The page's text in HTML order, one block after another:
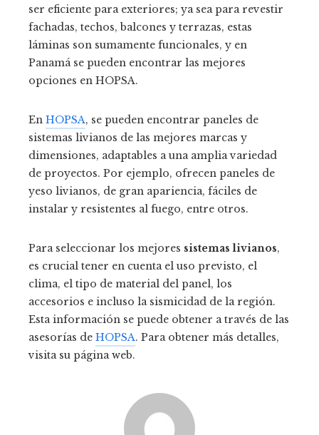
ser eficiente para exteriores; ya sea para revestir
fachadas, techos, balcones y terrazas, estas
láminas son sumamente funcionales, y en
Panamá se pueden encontrar las mejores
opciones en HOPSA.
En HOPSA, se pueden encontrar paneles de
sistemas livianos de las mejores marcas y
dimensiones, adaptables a una amplia variedad
de proyectos. Por ejemplo, ofrecen paneles de
yeso livianos, de gran apariencia, fáciles de
instalar y resistentes al fuego, entre otros.
Para seleccionar los mejores sistemas livianos,
es crucial tener en cuenta el uso previsto, el
clima, el tipo de material del panel, los
accesorios e incluso la sismicidad de la región.
Esta información se puede obtener a través de las
asesorías de HOPSA. Para obtener más detalles,
visita su página web.